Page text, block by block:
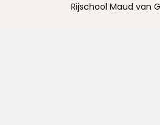
Rijschool Maud van